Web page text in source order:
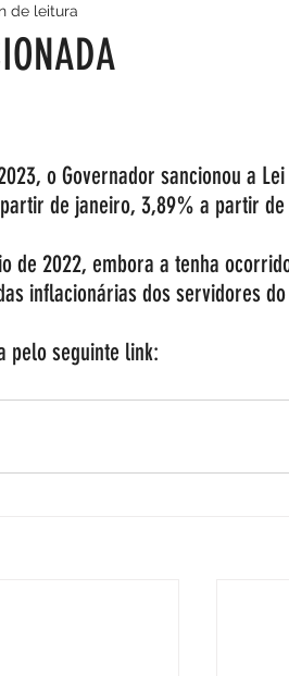
de leitura
o Governador sancionou a
de janeiro, 3,89% a partir
de 2022, embora a tenha
inflacionárias dos servidores
pelo seguinte link: